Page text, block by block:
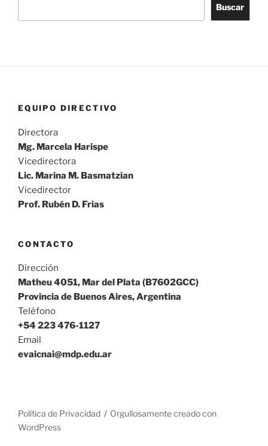
Buscar
EQUIPO DIRECTIVO
Directora
Mg. Marcela Harispe
Vicedirectora
Lic. Marina M. Basmatzian
Vicedirector
Prof. Rubén D. Frias
CONTACTO
Dirección
Matheu 4051, Mar del Plata (B7602GCC)
Provincia de Buenos Aires, Argentina
Teléfono
+54 223 476-1127
Email
evaicnai@mdp.edu.ar
Política de Privacidad
Orgullosamente creado con
WordPress